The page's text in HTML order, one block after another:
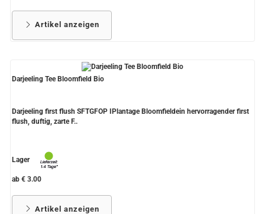
Artikel anzeigen
Darjeeling Tee Bloomfield Bio
Darjeeling first flush SFTGFOP IPlantage Bloomfieldein hervorragender first
flush, duftig, zarte F..
Lager
ab € 3.00
Artikel anzeigen